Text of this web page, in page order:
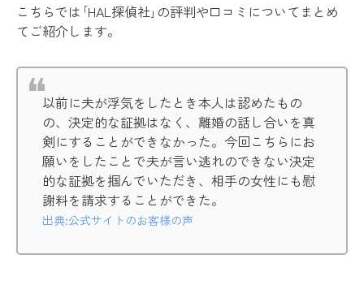
こちらでは｢HAL探偵社｣の評判や口コミについてまとめ
てご紹介します。
以前に夫が浮気をしたとき本人は認めたもの
の、決定的な証拠はなく、離婚の話し合いを真
剣にすることができなかった。今回こちらにお
願いをしたことで夫が言い逃れのできない決定
的な証拠を掴んでいただき、相手の女性にも慰
謝料を請求することができた。
出典:公式サイトのお客様の声